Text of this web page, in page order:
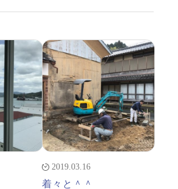
2019.03.16
着々と＾＾